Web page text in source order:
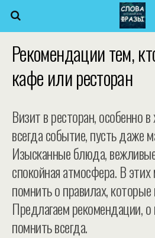
Рекомендации тем,
кафе или ресторан
Визит в ресторан, особенно
всегда событие, пусть даже
Изысканные блюда,
спокойная атмосфера. В
помнить о правилах,
Предлагаем рекомендации,
помнить всегда.